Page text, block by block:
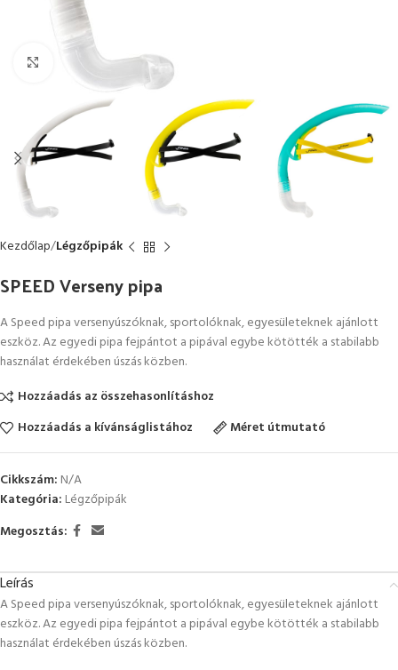
Kattintson a nagyításhoz
Kezdőlap Légzőpipák
SPEED Verseny pipa
A Speed pipa versenyúszóknak, sportolóknak, egyesületeknek ajánlott
eszköz. Az egyedi pipa fejpántot a pipával egybe kötötték a stabilabb
használat érdekében úszás közben.
Hozzáadás az összehasonlításhoz
Hozzáadás a kívánságlistához
Méret útmutató
Cikkszám: N/A
Kategória: Légzőpipák
Megosztás:
Leírás
A Speed pipa versenyúszóknak, sportolóknak, egyesületeknek ajánlott
eszköz. Az egyedi pipa fejpántot a pipával egybe kötötték a stabilabb
használat érdekében úszás közben.